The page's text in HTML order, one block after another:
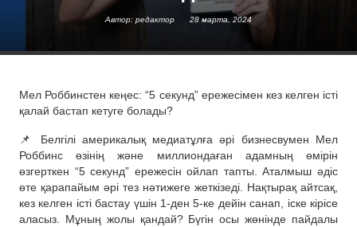
Автор: редактор 28 марта, 2024
Мел Роббинстен кеңес: “5 секунд” ережесімен кез келген істі
қалай бастап кетуге болады?
📌 Белгілі америкалық медиатұлға әрі бизнесвумен Мел
Роббинс өзінің және миллиондаған адамның өмірін
өзгерткен “5 секунд” ережесін ойлап тапты. Аталмыш әдіс
өте қарапайым әрі тез нәтижеге жеткізеді. Нақтырақ айтсақ,
кез келген істі бастау үшін 1-ден 5-ке дейін санап, іске кірісе
аласыз. Мұның жолы қандай? Бүгін осы жөнінде пайдалы